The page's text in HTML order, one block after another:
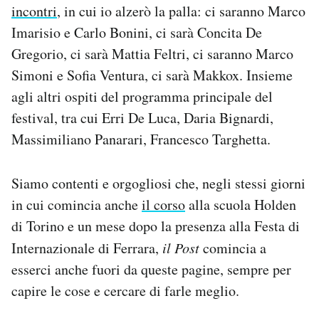
incontri, in cui io alzerò la palla: ci saranno Marco
Imarisio e Carlo Bonini, ci sarà Concita De
Gregorio, ci sarà Mattia Feltri, ci saranno Marco
Simoni e Sofia Ventura, ci sarà Makkox. Insieme
agli altri ospiti del programma principale del
festival, tra cui Erri De Luca, Daria Bignardi,
Massimiliano Panarari, Francesco Targhetta.
Siamo contenti e orgogliosi che, negli stessi giorni
in cui comincia ancheil corsoalla scuola Holden
di Torino e un mese dopo la presenza alla Festa di
Internazionale di Ferrara, il Postcomincia a
esserci anche fuori da queste pagine, sempre per
capire le cose e cercare di farle meglio.